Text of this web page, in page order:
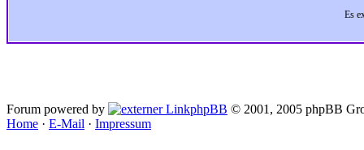
Es
Forum powered by phpBB © 2001, 2005 phpBB
Home · E-Mail · Impressum